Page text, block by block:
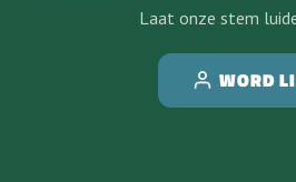
Laat onze stem
WORD